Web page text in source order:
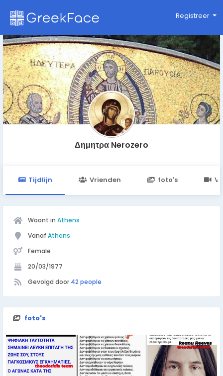
Registreer
Δημητρα Nerozero
Tijdlijn Vrienden foto's
Woont in Athens
Vanaf Athens
Female
20/03/1977
Gevolgd door 42 people
foto's